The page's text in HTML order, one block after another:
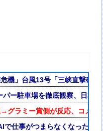
機」台風13号「三峡直撃確
ー駐車場を徹底観察、日本
→グラミー賞側が反応、コメ
仕事がつまらなくなった」